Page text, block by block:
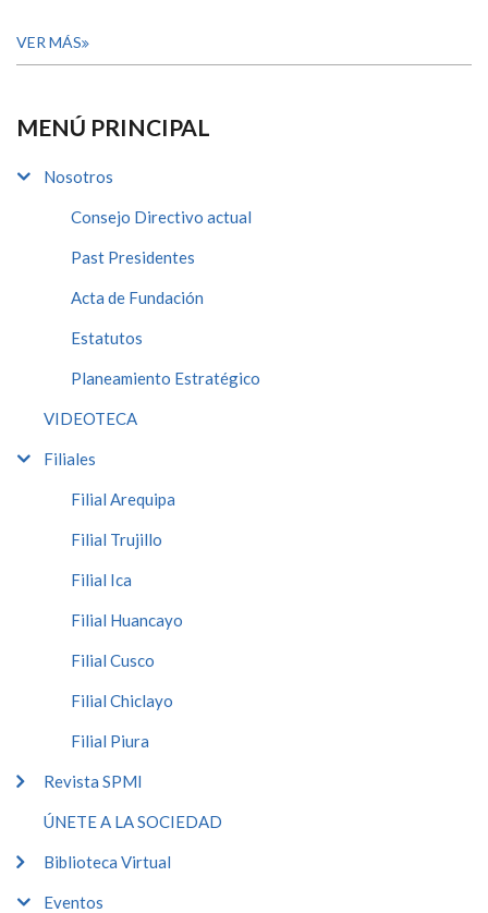
VER MÁS
MENÚ PRINCIPAL
Nosotros
Consejo Directivo actual
Past Presidentes
Acta de Fundación
Estatutos
Planeamiento Estratégico
VIDEOTECA
Filiales
Filial Arequipa
Filial Trujillo
Filial Ica
Filial Huancayo
Filial Cusco
Filial Chiclayo
Filial Piura
Revista SPMI
ÚNETE A LA SOCIEDAD
Biblioteca Virtual
Eventos